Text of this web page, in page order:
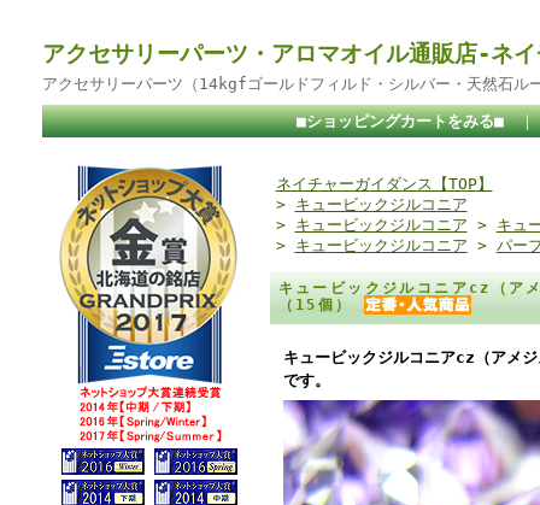
アクセサリーパーツ・アロマオイル通販店-ネ
アクセサリーパーツ（14kgfゴールドフィルド・シルバー・天然石ル
■ショッピングカートをみる■
ネイチャーガイダンス【TOP】
> キュービックジルコニア
> キュービックジルコニア > キュ
> キュービックジルコニア > パー
キュービックジルコニアcz（ア
（15個）
キュービックジルコニアcz（アメ
です。